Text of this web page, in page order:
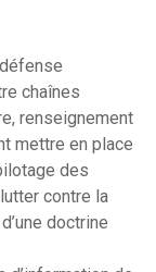
chaînes
renseignement
mettre en place
des
contre la
doctrine